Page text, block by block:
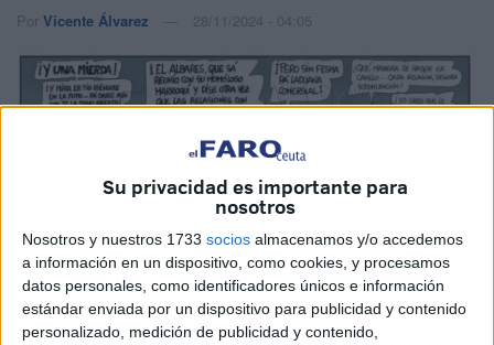
Su privacidad es importante para
nosotros
Nosotros y nuestros 1733 socios almacenamos y/o accedemos
a información en un dispositivo, como cookies, y procesamos
datos personales, como identificadores únicos e información
estándar enviada por un dispositivo para publicidad y contenido
personalizado, medición de publicidad y contenido,
Por Vicente Álvarez 28/11/2024 - 04:05
RelatedPosts